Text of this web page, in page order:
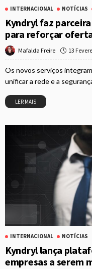
INTERNACIONAL NOTÍCIAS
Kyndryl faz
para reforçar oferta
Mafalda Freire 13
Os novos serviços
unificar a rede e a
LER MAIS
INTERNACIONAL NOTÍCIAS
Kyndryl lança
empresas a serem